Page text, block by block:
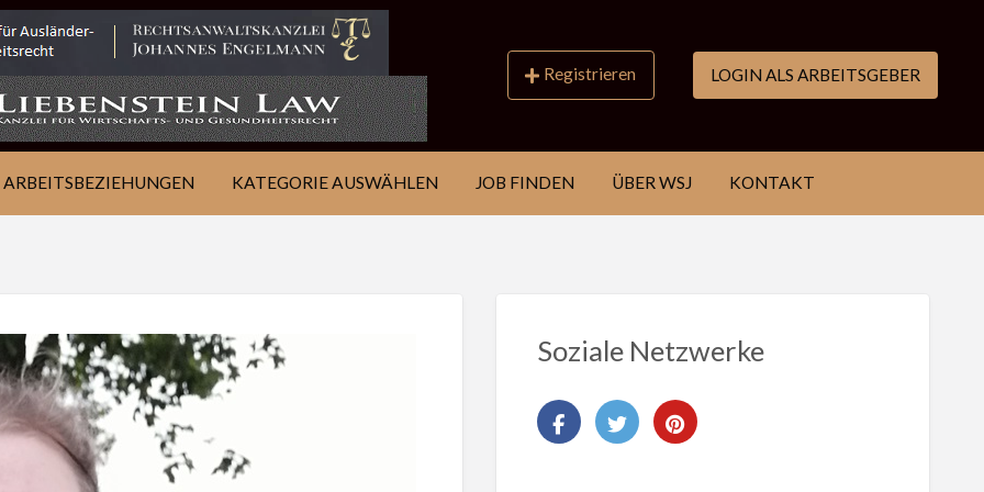
JOB
FINDEN
ÜBER
WSJ
KONTAKT
Registrieren LOGIN ALS ARBEITSGEBER
ARBEITSBEZIEHUNGEN KATEGORIE AUSWÄHLEN JOB FINDEN ÜBER WSJ KONTAKT
Soziale Netzwerke